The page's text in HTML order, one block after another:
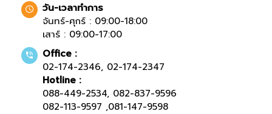
วัน-เวลาทำการ
จันทร์-ศุกร์ : 09:00-18:00
เสาร์ : 09:00-17:00
Office :
02-174-2346, 02-174-2347
Hotline :
088-449-2534, 082-837-9596
082-113-9597 ,081-147-9598